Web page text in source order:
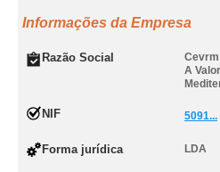
Informações da Empresa
Razão Social
A
NIF 5091...
Forma jurídica LDA